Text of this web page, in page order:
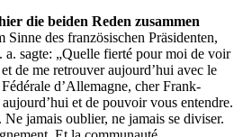
die beiden Reden zusammen
Sinne des französischen Präsidenten,
a. sagte: „Quelle fierté pour moi de voir
de me retrouver aujourd’hui avec le
d’Allemagne, cher Frank-
et de pouvoir vous entendre.
jamais oublier, ne jamais se diviser.